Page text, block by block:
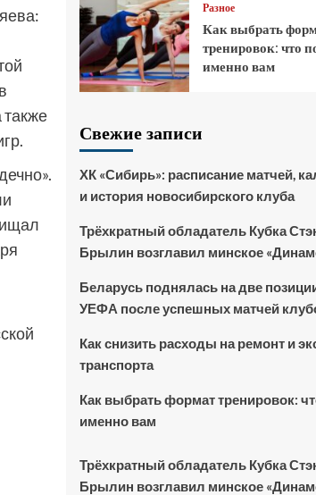
Разное
Как выбрать
тренировок: что
именно вам
Свежие записи
ХК «Сибирь»: расписание матчей,
и история новосибирского клуба
Трёхкратный обладатель Кубка
Брылин возглавил минское
Беларусь поднялась на две
УЕФА после успешных матчей
Как снизить расходы на ремонт и
транспорта
Как выбрать формат тренировок:
именно вам
Трёхкратный обладатель Кубка
Брылин возглавил минское